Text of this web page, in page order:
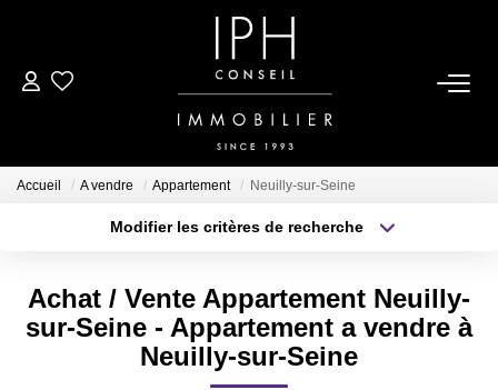
ESTIMER
ACHETER
BIENS VENDUS
À PROPOS
Accueil A vendre Appartement Neuilly-sur-Seine
Modifier les critères de recherche
Sélectionnez...
Type de bien
Surface min
Achat / Vente Appartement Neuilly-
sur-Seine - Appartement a vendre à
Neuilly-sur-Seine